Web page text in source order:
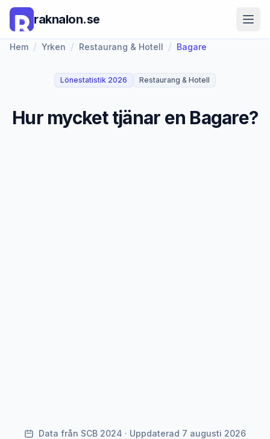
raknalon.se
Hem / Yrken / Restaurang & Hotell / Bagare
Lönestatistik 2026 Restaurang & Hotell
Hur mycket tjänar en Bagare?
Data från SCB 2024 · Uppdaterad 7 augusti 2026